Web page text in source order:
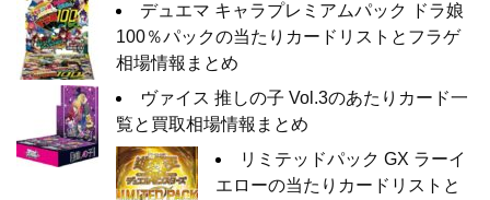
デュエマ キャラプレミアムパック ドラ娘
100％パックの当たりカードリストとフラゲ
相場情報まとめ
ヴァイス 推しの子 Vol.3のあたりカード一
覧と買取相場情報まとめ
リミテッドパック GX ラーイ
エローの当たりカードリストと